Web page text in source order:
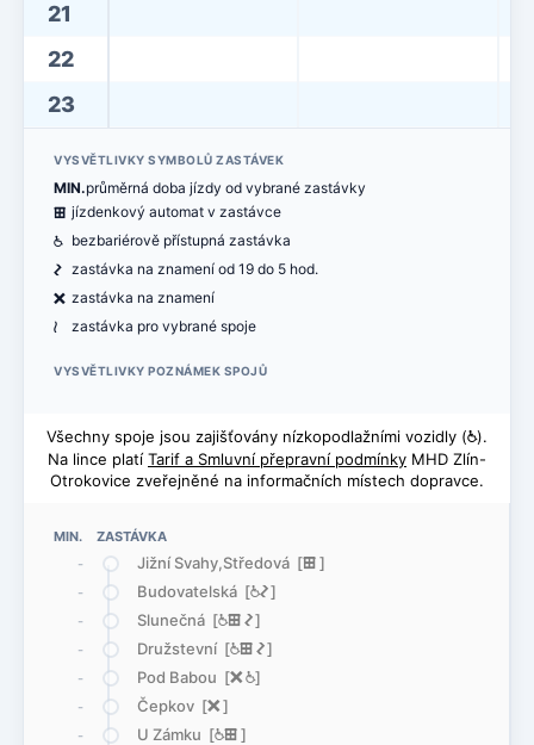
MIN. ZASTÁVKA
-
Jižní Svahy,Středová [æ]
- Budovatelská [@ó]
- Slunečná [@æó]
- Družstevní [@æó]
- Pod Babou [ë@]
- Čepkov [ë]
- U Zámku [@æ]
21
22
23
VYSVĚTLIVKY SYMBOLŮ ZASTÁVEK
MIN.průměrná doba jízdy od vybrané zastávky
æ jízdenkový automat v zastávce
@ bezbariérově přístupná zastávka
ó zastávka na znamení od 19 do 5 hod.
ë zastávka na znamení
< zastávka pro vybrané spoje
VYSVĚTLIVKY POZNÁMEK SPOJŮ
Všechny spoje jsou zajišťovány nízkopodlažními vozidly (@).
Na lince platí Tarif a Smluvní přepravní podmínky MHD Zlín-
Otrokovice zveřejněné na informačních místech dopravce.